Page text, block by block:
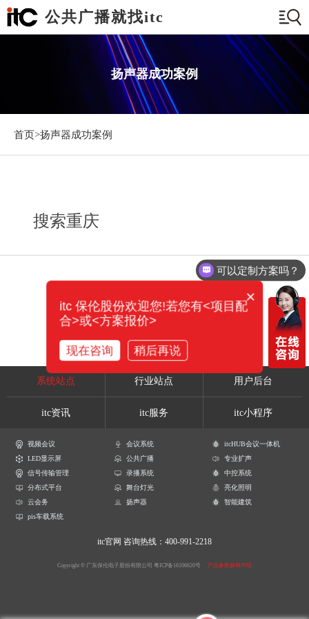
公共广播就找itc
扬声器成功案例
首页>扬声器成功案例
搜索重庆
系统站点 行业站点 用户后台
itc资讯 itc服务 itc小程序
视频会议 会议系统
itcHUB会议一体机
LED显示屏
公共广播
专业扩声
信号传输管理
录播系统
中控系统
分布式平台
舞台灯光
亮化照明
云会务
扬声器
智能建筑
pis车载系统
itc官网 咨询热线：400-991-2218
Copyright © 广东保伦电子股份有限公司 粤ICP备16106620号 产品参数解释声明
可以定制方案吗？
×
itc 保伦股份欢迎您!若您有<项目配
合>或<方案报价>
现在咨询 稍后再说